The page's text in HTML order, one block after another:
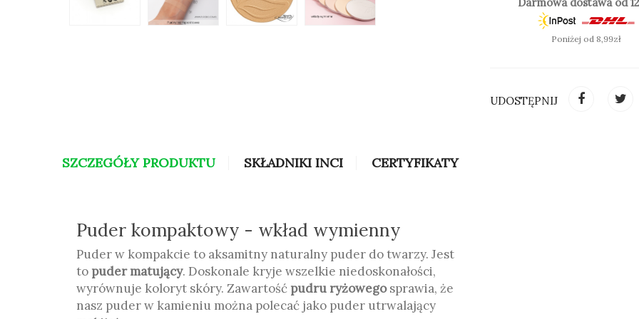
Dwa nowe odcienie T00-
skóry. Idealny do
Poniżej od 8,99zł
UDOSTĘPNIJ
SZCZEGÓŁY PRODUKTU SKŁADNIKI INCI CERTYFIKATY
Puder kompaktowy - wkład wymienny
Puder w kompakcie to aksamitny naturalny puder do twarzy. Jest
to puder matujący. Doskonale kryje wszelkie niedoskonałości,
wyrównuje koloryt skóry. Zawartość pudru ryżowegosprawia, że
nasz puder w kamieniu można polecać jako puder utrwalający